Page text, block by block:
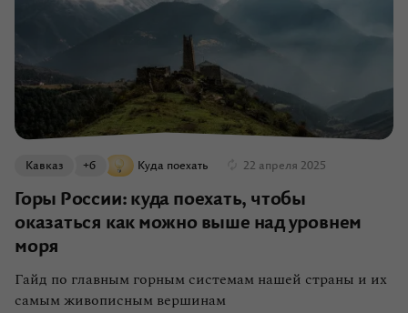
Куда поехать
+6
Кавказ 22 апреля 2025
Горы России: куда поехать, чтобы
оказаться как можно выше над уровнем
моря
Гайд по главным горным системам нашей страны и их
самым живописным вершинам